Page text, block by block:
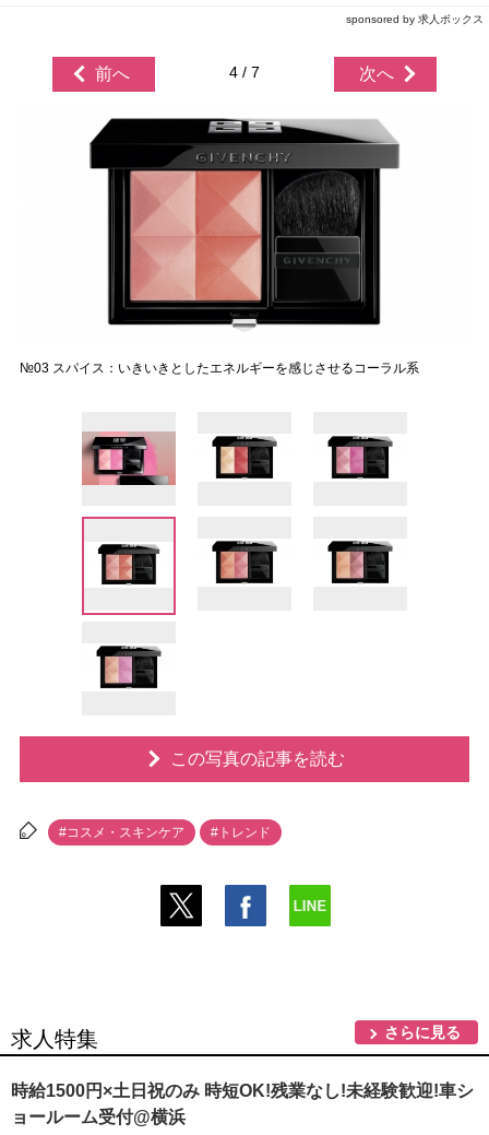
sponsored by 求人ボックス
前へ 4 / 7 次へ
№03 スパイス：いきいきとしたエネルギーを感じさせるコーラル系
この写真の記事を読む
#コスメ・スキンケア #トレンド
求人特集 さらに見る
時給1500円×土日祝のみ 時短OK!残業なし!未経験歓迎!車シ
ョールーム受付@横浜